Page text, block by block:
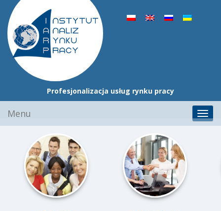
Profesjonalizacja usług rynku pracy
treści
Menu